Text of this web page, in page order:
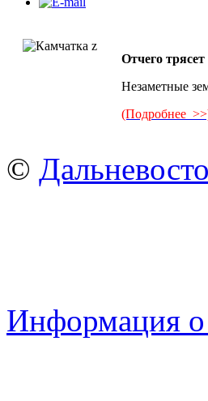
Отчего
Незаметные
(Подробнее
©
Информация